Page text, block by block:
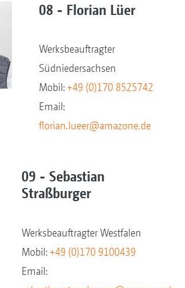
08 - Florian Lüer
Werksbeauftragter
Südniedersachsen
Mobil:+49 (0)170 8525742
Email:
florian.lueer@amazone.de
09 - Sebastian
Straßburger
Werksbeauftragter Westfalen
Mobil:+49 (0)170 9100439
Email: